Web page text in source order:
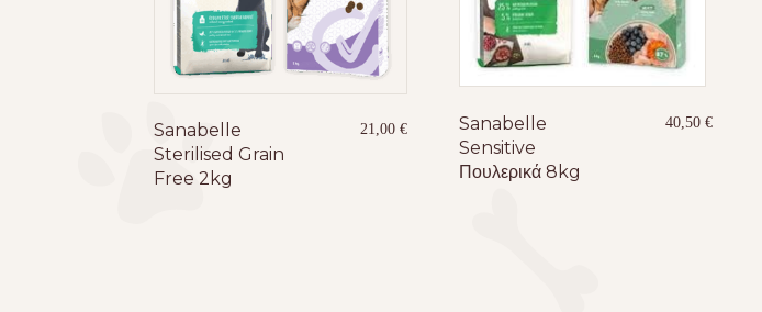
Sanabelle
Sterilised Grain
Free 2kg
21,00€
Sanabelle
Sensitive
Πουλερικά 8kg
40,50 €